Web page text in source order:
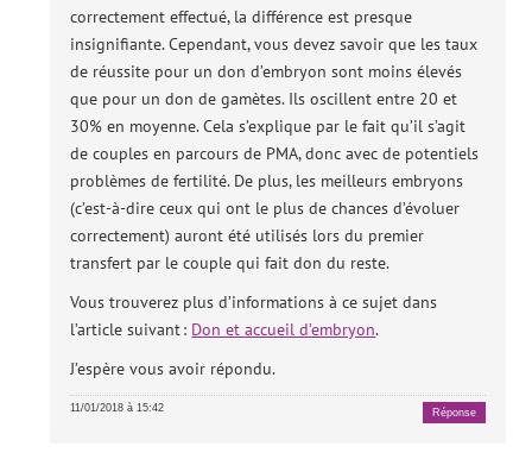
correctement effectué, la différence est presque
insignifiante. Cependant, vous devez savoir que les taux
de réussite pour un don d’embryon sont moins élevés
que pour un don de gamètes. Ils oscillent entre 20 et
30% en moyenne. Cela s’explique par le fait qu’il s’agit
de couples en parcours de PMA, donc avec de potentiels
problèmes de fertilité. De plus, les meilleurs embryons
(c’est-à-dire ceux qui ont le plus de chances d’évoluer
correctement) auront été utilisés lors du premier
transfert par le couple qui fait don du reste.
Vous trouverez plus d’informations à ce sujet dans
l’article suivant : Don et accueil d’embryon.
J’espère vous avoir répondu.
11/01/2018 à 15:42 Réponse